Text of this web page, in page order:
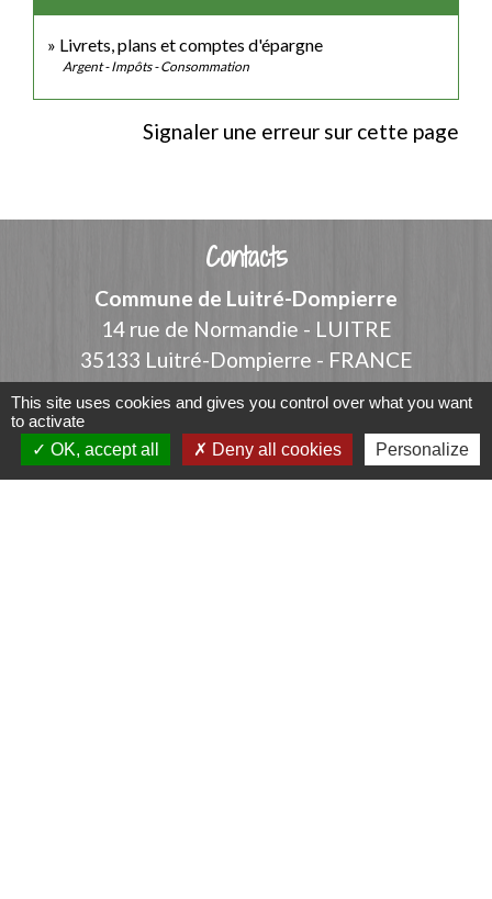
Livrets, plans et comptes d'épargne
Argent - Impôts - Consommation
Signaler une erreur sur cette page
Contacts
Commune de Luitré-Dompierre
14 rue de Normandie - LUITRE
35133 Luitré-Dompierre - FRANCE
+33 2 99 97 91 26
This site uses cookies and gives you control over what you want
to activate
OK, accept all
Deny all cookies Personalize